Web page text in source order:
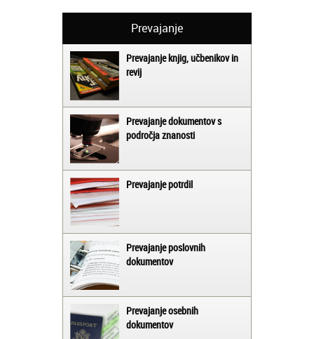
Prevajanje
Prevajanje knjig, učbenikov in
revij
Prevajanje dokumentov s
področja znanosti
Prevajanje potrdil
Prevajanje poslovnih
dokumentov
Prevajanje osebnih
dokumentov